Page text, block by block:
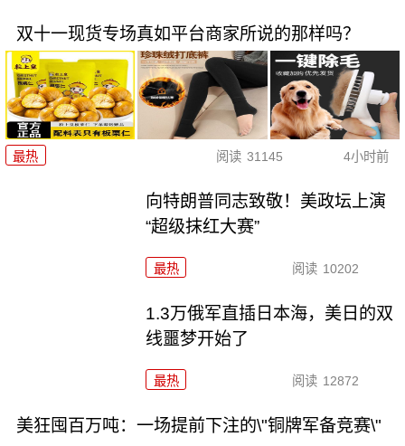
双十一现货专场真如平台商家所说的那样吗？
最热 阅读 31145 4小时前
向特朗普同志致敬！美政坛上演
“超级抹红大赛”
最热 阅读 10202
1.3万俄军直插日本海，美日的双
线噩梦开始了
最热 阅读 12872
美狂囤百万吨：一场提前下注的\"铜牌军备竞赛\"